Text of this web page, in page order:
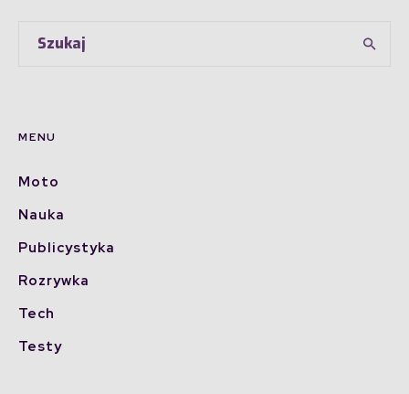
MENU
Moto
Nauka
Publicystyka
Rozrywka
Tech
Testy